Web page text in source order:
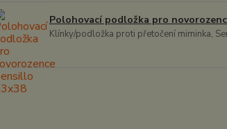
Polohovací podložka pro
Klínky/podložka proti přetočení miminka,